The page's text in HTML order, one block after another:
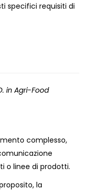
specifici requisiti di
in Agri-Food
complesso,
o linee di prodotti.
la